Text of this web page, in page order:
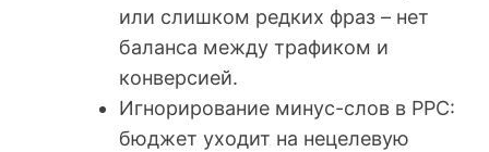
или слишком редких фраз – нет
баланса между трафиком и
конверсией.
Игнорирование минус-слов в PPC:
бюджет уходит на нецелевую